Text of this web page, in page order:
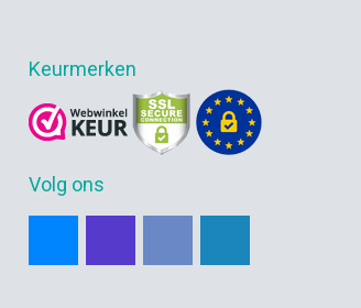
Keurmerken
Volg ons